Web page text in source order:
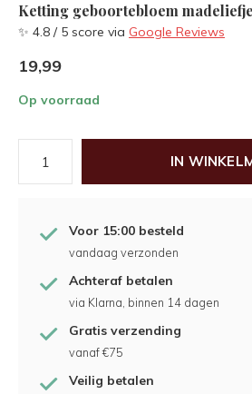
Ketting geboortebloem
✨ 4.8 / 5 score via Google Reviews
19,99
Op voorraad
IN
Voor 15:00 besteld
vandaag verzonden
Achteraf betalen
via Klarna, binnen 14 dagen
Gratis verzending
vanaf €75
Veilig betalen